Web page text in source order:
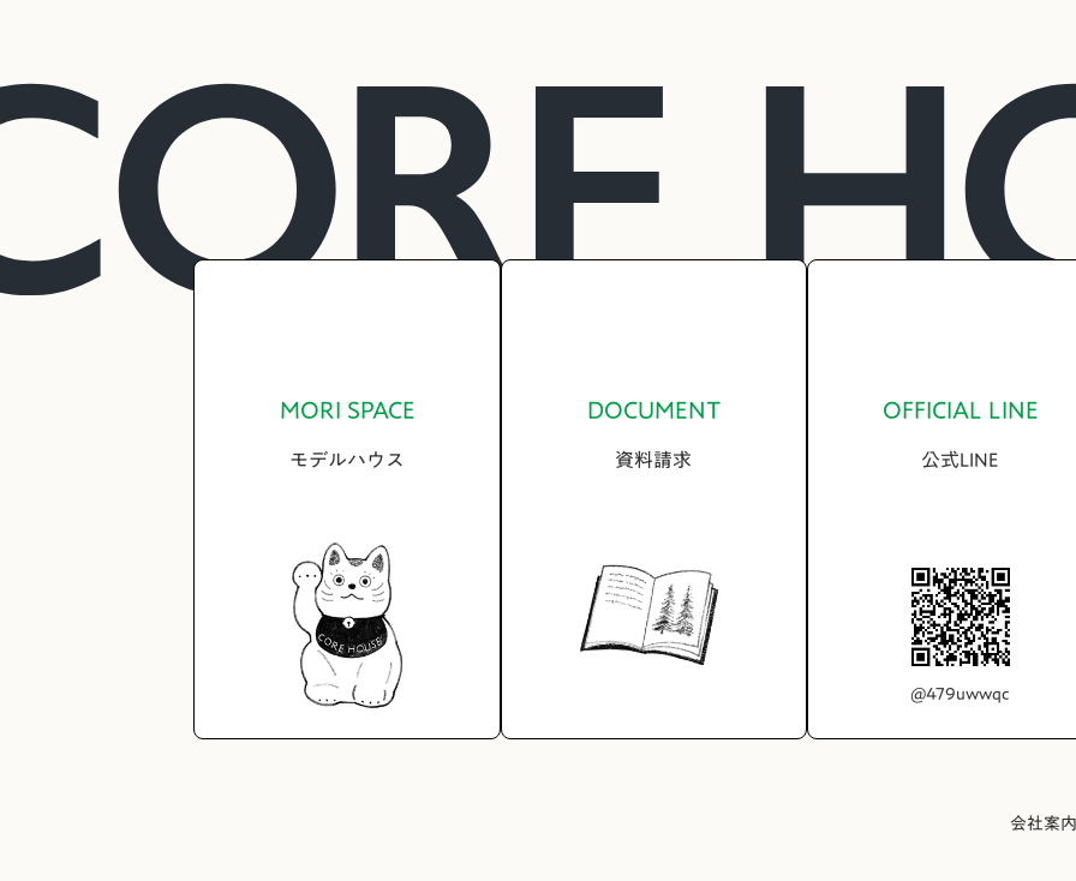
MORI SPACE
モデルハウス
DOCUMENT
資料請求
OFFICIAL LINE
公式LINE
@479uwwqc
会社案内